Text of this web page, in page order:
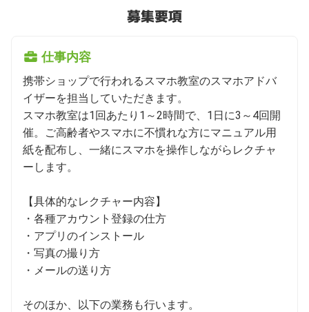
募集要項
仕事内容
携帯ショップで行われるスマホ教室のスマホアドバ
イザーを担当していただきます。
スマホ教室は1回あたり1～2時間で、1日に3～4回開
催。ご高齢者やスマホに不慣れな方にマニュアル用
紙を配布し、一緒にスマホを操作しながらレクチャ
ーします。
【具体的なレクチャー内容】
・各種アカウント登録の仕方
・アプリのインストール
・写真の撮り方
・メールの送り方
そのほか、以下の業務も行います。